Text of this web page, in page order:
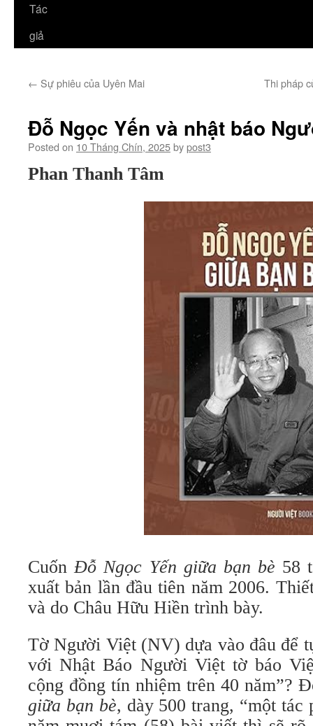
Tác
giả
← Sự phiêu của Uyên Mai Thi pháp
Đỗ Ngọc Yến và nhật báo
Posted on 10 Tháng Chín, 2025bypost3
Phan Thanh Tâm
CuốnĐỗ Ngọc Yến giữa bạn bè 58
xuất bản lần đầu tiên năm 2006.
và do Châu Hữu Hiền trình bày.
Tờ Người Việt (NV) dựa vào đâu để
với Nhật Báo Người Việt tờ báo
cộng đồng tín nhiệm trên 40 năm”?
giữa bạn bè, dày 500 trang, “một tác